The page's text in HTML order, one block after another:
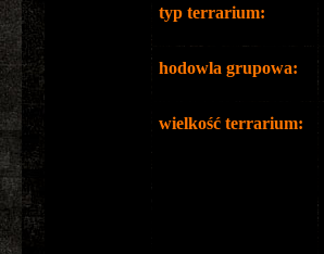
typ terrarium:
hodowla grupowa:
wielkość terrarium: